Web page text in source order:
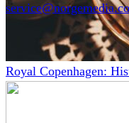
Royal Copenhagen: